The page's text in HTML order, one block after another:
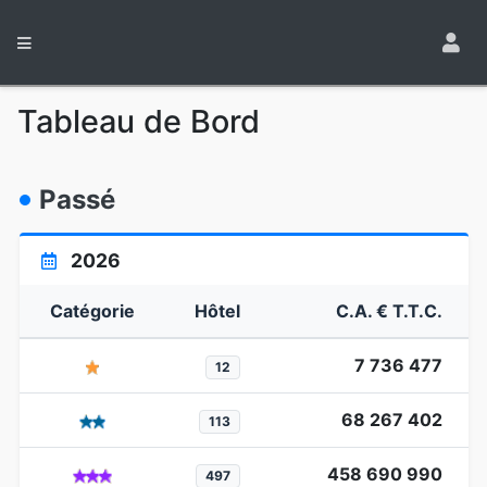
Tableau de Bord
Passé
2026
Catégorie Hôtel C.A. € T.T.C.
12 7 736 477
113 68 267 402
497 458 690 990